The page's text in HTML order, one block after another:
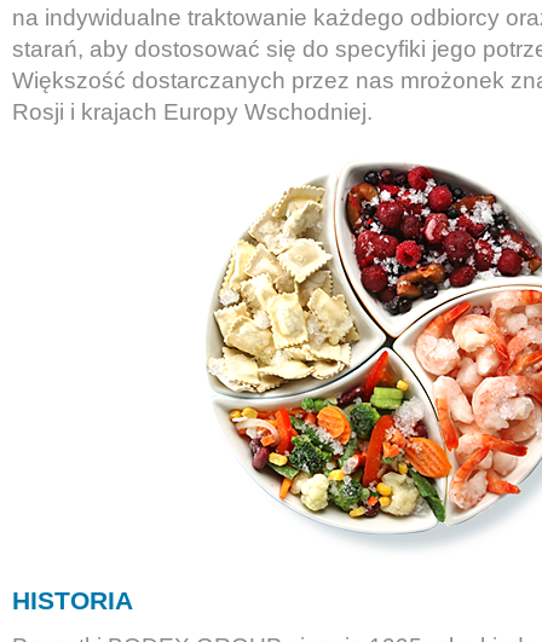
na indywidualne traktowanie każdego odbiorcy
starań, aby dostosować się do specyfiki jego
Większość dostarczanych przez nas mrożonek
Rosji i krajach Europy Wschodniej.
HISTORIA